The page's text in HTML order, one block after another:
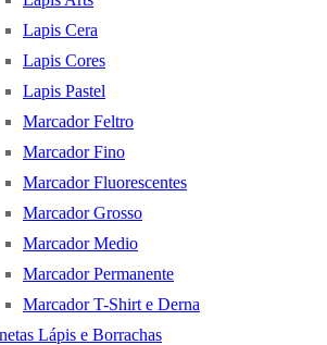
Lapis Cera
Lapis Cores
Lapis Pastel
Marcador Feltro
Marcador Fino
Marcador Fluorescentes
Marcador Grosso
Marcador Medio
Marcador Permanente
Marcador T-Shirt e Derna
Lápis e Borrachas